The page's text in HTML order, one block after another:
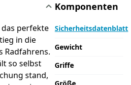
das perfekte
in die
Radfahrens.
so selbst
stand,
Komponenten
Sicherheitsdatenblatt
Gewicht
Griffe